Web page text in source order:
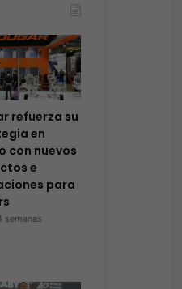
refuerza su
en
con nuevos
e
para
semanas